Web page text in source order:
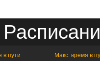
в пути Макс. время в